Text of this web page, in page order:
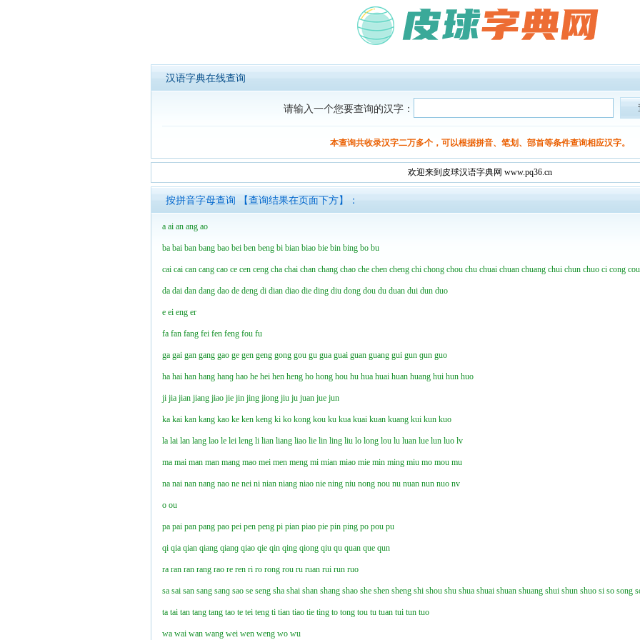
汉语字典在线查询
请输入一个您要查询的汉字：
本查询共收录汉字二万多个，可以根据拼音、笔划、部首等条件查询相应汉字。
欢迎来到皮球汉语字典网 www.pq36.cn
按拼音字母查询 【查询结果在页面下方】：
a ai an ang ao
ba bai ban bang bao bei ben beng bi bian biao bie bin bing bo bu
cai cai can cang cao ce cen ceng cha chai chan chang chao che chen cheng chi chong chou chu chuai chuan chuang chui chun chuo ci cong cou
da dai dan dang dao de deng di dian diao die ding diu dong dou du duan dui dun duo
e ei eng er
fa fan fang fei fen feng fou fu
ga gai gan gang gao ge gen geng gong gou gu gua guai guan guang gui gun ɡun guo
ha hai han hang hanɡ hao he hei hen heng ho hong hou hu hua huai huan huang hui hun huo
ji jia jian jiang jiao jie jin jing jiong jiu ju juan jue jun
ka kai kan kang kao ke ken keng ki ko kong kou ku kua kuai kuan kuang kui kun kuo
la lai lan lang lao le lei leng li lian liang liao lie lin ling liu lo long lou lu luan lue lun luo lv
ma mai man man mang mao mei men meng mi mian miao mie min ming miu mo mou mu
na nai nan nang nao ne nei ni nian niang niao nie ning niu nong nou nu nuan nun nuo nv
o ou
pa pai pan pang pao pei pen peng pi pian piao pie pin ping po pou pu
qi qia qian qiang qianɡ qiao qie qin qing qiong qiu qu quan que qun
ra ran ran rang rao re ren ri ro rong rou ru ruan rui run ruo
sa sai san sang sanɡ sao se seng sha shai shan shang shao she shen sheng shi shou shu shua shuai shuan shuang shui shun shuo si so song
ta tai tan tang tang tao te tei teng ti tian tiao tie ting to tong tou tu tuan tui tun tuo
wa wai wan wang wei wen weng wo wu